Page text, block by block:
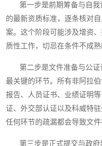
第一步是前期筹备与自我
的最新资质标准，逐条核对
案。这个阶段可能涉及增资
质性工作，切忌在条件不成熟
第二步是文件准备与公证
最关键的环节。所有非阿拉
报告、人员证书、业绩证明
证、外交部认证以及科威特
任何环节的疏漏都会导致文件
第三步是正式提交与政府